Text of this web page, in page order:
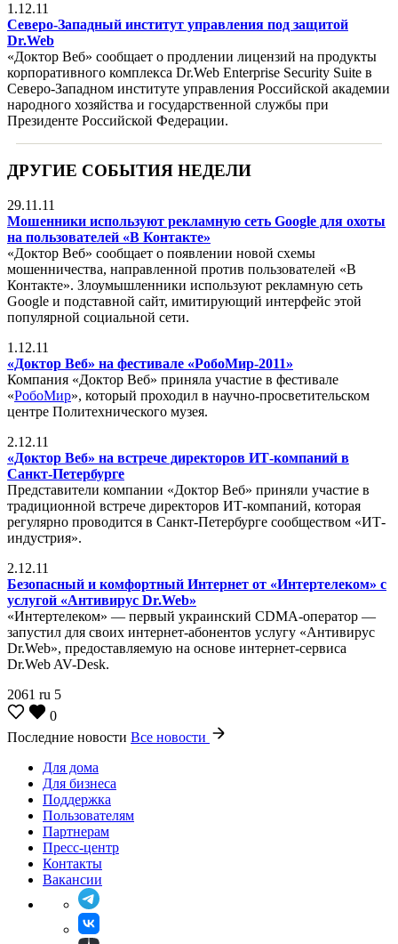
1.12.11
Северо-Западный институт управления под защитой
Dr.Web
«Доктор Веб» сообщает о продлении лицензий на продукты
корпоративного комплекса Dr.Web Enterprise Security Suite в
Северо-Западном институте управления Российской академии
народного хозяйства и государственной службы при
Президенте Российской Федерации.
ДРУГИЕ СОБЫТИЯ НЕДЕЛИ
29.11.11
Мошенники используют рекламную сеть Google для охоты
на пользователей «В Контакте»
«Доктор Веб» сообщает о появлении новой схемы
мошенничества, направленной против пользователей «В
Контакте». Злоумышленники используют рекламную сеть
Google и подставной сайт, имитирующий интерфейс этой
популярной социальной сети.
1.12.11
«Доктор Веб» на фестивале «РобоМир-2011»
Компания «Доктор Веб» приняла участие в фестивале
«РобоМир», который проходил в научно-просветительском
центре Политехнического музея.
2.12.11
«Доктор Веб» на встрече директоров ИТ-компаний в
Санкт-Петербурге
Представители компании «Доктор Веб» приняли участие в
традиционной встрече директоров ИТ-компаний, которая
регулярно проводится в Санкт-Петербурге сообществом «ИТ-
индустрия».
2.12.11
Безопасный и комфортный Интернет от «Интертелеком» с
услугой «Антивирус Dr.Web»
«Интертелеком» — первый украинский CDMA-оператор —
запустил для своих интернет-абонентов услугу «Антивирус
Dr.Web», предоставляемую на основе интернет-сервиса
Dr.Web AV-Desk.
2061 ru 5
0
Последние новости Все новости
Для дома
Для бизнеса
Поддержка
Пользователям
Партнерам
Пресс-центр
Контакты
Вакансии